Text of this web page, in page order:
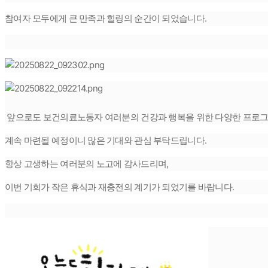
참여자 모두에게 큰 만족과 힐링의 순간이 되었습니다.
앞으로도 보건의료노동자 여러분의 건강과 행복을 위한 다양한 프로
계속 마련될 예정이니 많은 기대와 관심 부탁드립니다.
항상 고생하는 여러분의 노고에 감사드리며,
이번 기회가 작은 휴식과 재충전의 계기가 되었기를 바랍니다.